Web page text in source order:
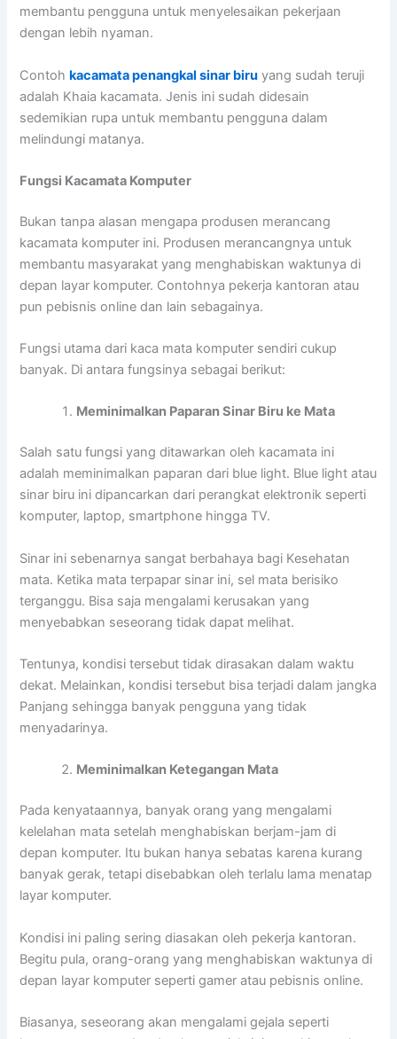
membantu pengguna untuk menyelesaikan pekerjaan
dengan lebih nyaman.
Contohkacamata penangkal sinar biru yang sudah teruji
adalah Khaia kacamata. Jenis ini sudah didesain
sedemikian rupa untuk membantu pengguna dalam
melindungi matanya.
Fungsi Kacamata Komputer
Bukan tanpa alasan mengapa produsen merancang
kacamata komputer ini. Produsen merancangnya untuk
membantu masyarakat yang menghabiskan waktunya di
depan layar komputer. Contohnya pekerja kantoran atau
pun pebisnis online dan lain sebagainya.
Fungsi utama dari kaca mata komputer sendiri cukup
banyak. Di antara fungsinya sebagai berikut:
Meminimalkan Paparan Sinar Biru ke Mata
Salah satu fungsi yang ditawarkan oleh kacamata ini
adalah meminimalkan paparan dari blue light. Blue light atau
sinar biru ini dipancarkan dari perangkat elektronik seperti
komputer, laptop, smartphone hingga TV.
Sinar ini sebenarnya sangat berbahaya bagi Kesehatan
mata. Ketika mata terpapar sinar ini, sel mata berisiko
terganggu. Bisa saja mengalami kerusakan yang
menyebabkan seseorang tidak dapat melihat.
Tentunya, kondisi tersebut tidak dirasakan dalam waktu
dekat. Melainkan, kondisi tersebut bisa terjadi dalam jangka
Panjang sehingga banyak pengguna yang tidak
menyadarinya.
Meminimalkan Ketegangan Mata
Pada kenyataannya, banyak orang yang mengalami
kelelahan mata setelah menghabiskan berjam-jam di
depan komputer. Itu bukan hanya sebatas karena kurang
banyak gerak, tetapi disebabkan oleh terlalu lama menatap
layar komputer.
Kondisi ini paling sering diasakan oleh pekerja kantoran.
Begitu pula, orang-orang yang menghabiskan waktunya di
depan layar komputer seperti gamer atau pebisnis online.
Biasanya, seseorang akan mengalami gejala seperti